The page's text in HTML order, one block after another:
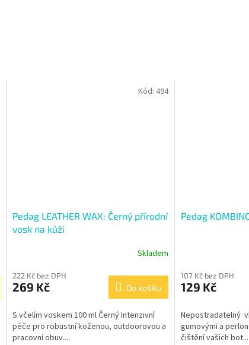
Pedag LEATHER WAX: Černý přírodní
vosk na kůži
Skladem
222 Kč bez DPH
269 Kč Do košíku
S včelím voskem 100 ml Černý Intenzivní
péče pro robustní koženou, outdoorovou a
pracovní obuv....
Kód: 494
Pedag
107 Kč bez DPH
129 Kč
Nepostradatelný
gumovými a
čištění vašich bot...